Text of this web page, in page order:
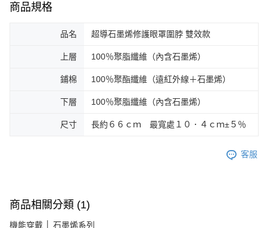
商品規格
品名 超導石墨烯修護眼罩圍脖 雙效款
上層 100％聚脂纖維（內含石墨烯）
鋪棉 100％聚酯纖維（遠紅外線＋石墨烯）
下層 100％聚脂纖維（內含石墨烯）
尺寸 長約６６ｃｍ 最寬處１０．４ｃｍ±５％
客服
商品相關分類 (1)
機能穿戴 │ 石墨烯系列